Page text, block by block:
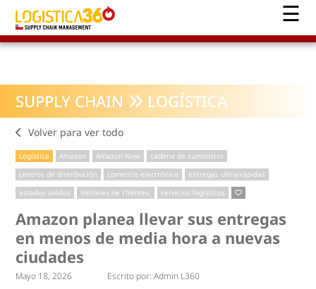
SUPPLY CHAIN LOGÍSTICA
Volver para ver todo
Logística Amazon Amazon Now
cadena de suministro
centros de distribución
comercio electrónico
entregas ultrarrápidas
estados unidos
millones de clientes. servicios logísticos
Amazon planea llevar sus entregas
en menos de media hora a nuevas
ciudades
Mayo 18, 2026 Escrito por: Admin L360